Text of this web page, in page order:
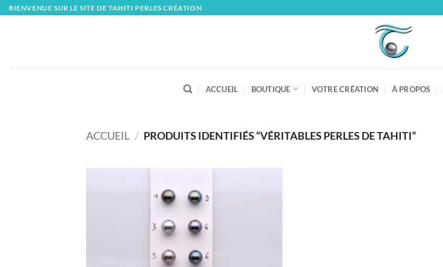
SkipBIENVENUE SUR LE SITE DE TAHITI PERLES CRÉATION
ACCUEIL BOUTIQUE VOTRE CRÉATION À PROPOS
ACCUEIL / PRODUITS IDENTIFIÉS “VÉRITABLES PERLES DE TAHITI”